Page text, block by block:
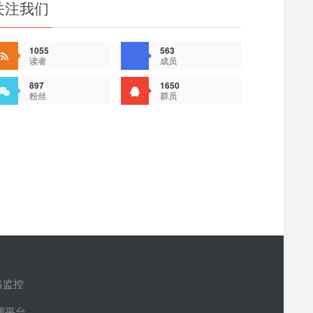
注我们
1055
读者
563
成员
897
粉丝
1650
群员
控